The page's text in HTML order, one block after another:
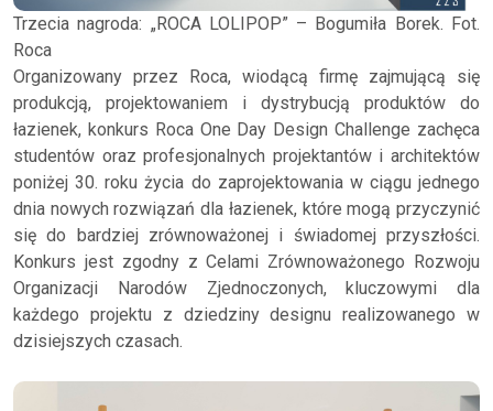
Trzecia nagroda: „ROCA LOLIPOP” – Bogumiła Borek. Fot.
Roca
Organizowany przez Roca, wiodącą firmę zajmującą się
produkcją, projektowaniem i dystrybucją produktów do
łazienek, konkurs Roca One Day Design Challenge zachęca
studentów oraz profesjonalnych projektantów i architektów
poniżej 30. roku życia do zaprojektowania w ciągu jednego
dnia nowych rozwiązań dla łazienek, które mogą przyczynić
się do bardziej zrównoważonej i świadomej przyszłości.
Konkurs jest zgodny z Celami Zrównoważonego Rozwoju
Organizacji Narodów Zjednoczonych, kluczowymi dla
każdego projektu z dziedziny designu realizowanego w
dzisiejszych czasach.